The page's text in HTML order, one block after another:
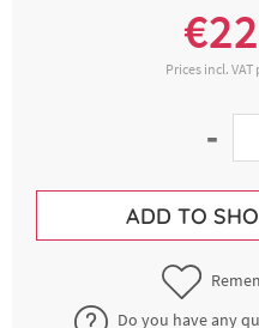
Prices incl. VAT
-
ADD TO
Do you have any